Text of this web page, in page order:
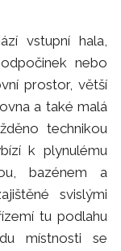
vstupní hala,
nebo
prostor, větší
a také malá
technikou
k plynulému
bazénem a
svislými
tu podlahu
místnosti se